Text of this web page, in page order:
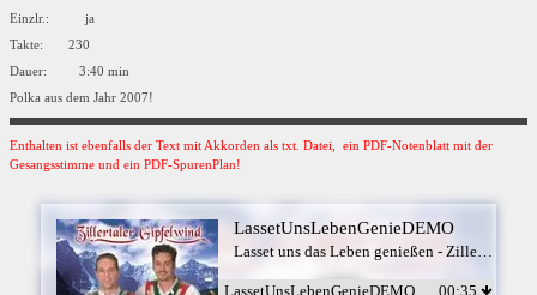
Einzlr.: ja
Takte: 230
Dauer: 3:40 min
Polka aus dem Jahr 2007!
Enthalten ist ebenfalls der Text mit Akkorden als txt. Datei, ein PDF-Notenblatt mit der
Gesangsstimme und ein PDF-SpurenPlan!
LassetUnsLebenGenieDEMO
Lasset uns das Leben genießen - Zillertaler Gipfelwind
LassetUnsLebenGenieDEMO
00:35